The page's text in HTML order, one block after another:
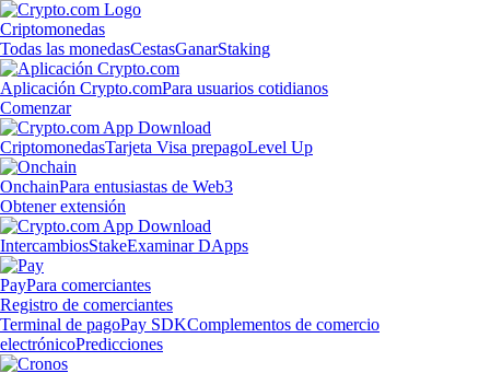
Criptomonedas
Todas las monedasCestasGanarStaking
Aplicación Crypto.comPara usuarios cotidianos
Comenzar
CriptomonedasTarjeta Visa prepagoLevel Up
OnchainPara entusiastas de Web3
Obtener extensión
IntercambiosStakeExaminar DApps
PayPara comerciantes
Registro de comerciantes
Terminal de pagoPay SDKComplementos de comercio
electrónicoPredicciones